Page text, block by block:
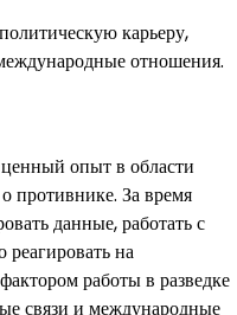
карьеру,
отношения.
опыт в области
противнике. За время
данные, работать с
на
работы в разведке
связи и международные